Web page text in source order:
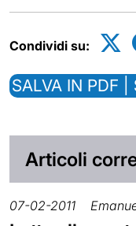
Condividi su:
SALVA IN PDF |
Articoli
07-02-2011